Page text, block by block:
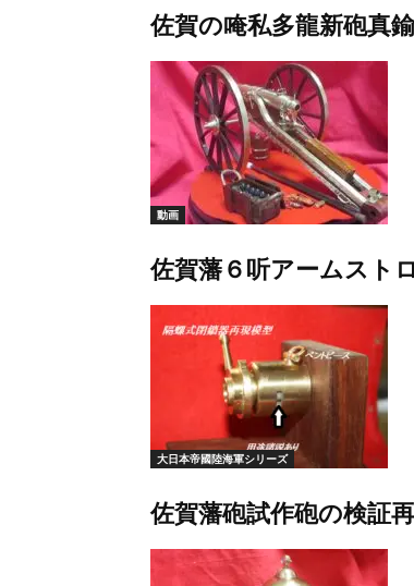
佐賀の唵私多龍新砲真
動画
佐賀藩６听アームスト
大日本帝國陸海軍シリーズ
佐賀藩砲試作砲の検証